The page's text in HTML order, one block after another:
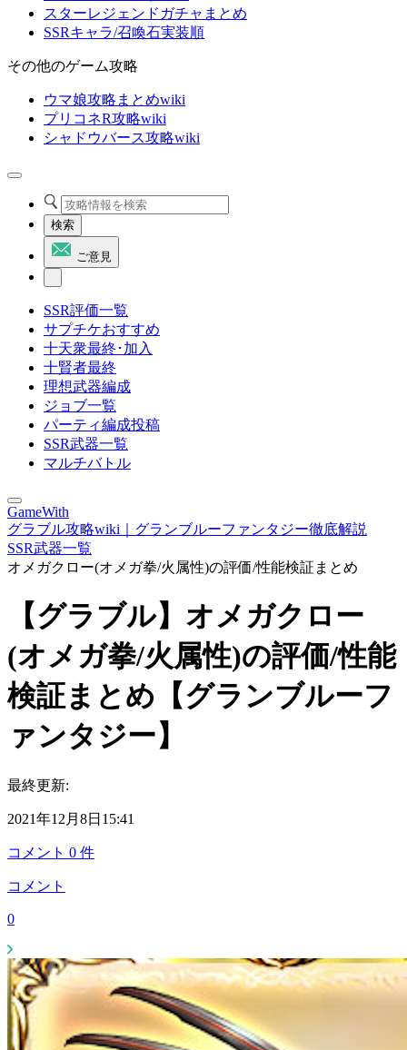
スターレジェンドガチャまとめ
SSRキャラ/召喚石実装順
その他のゲーム攻略
ウマ娘攻略まとめwiki
プリコネR攻略wiki
シャドウバース攻略wiki
検索
ご意見
SSR評価一覧
サプチケおすすめ
十天衆最終･加入
十賢者最終
理想武器編成
ジョブ一覧
パーティ編成投稿
SSR武器一覧
マルチバトル
GameWith
グラブル攻略wiki｜グランブルーファンタジー徹底解説
SSR武器一覧
オメガクロー(オメガ拳/火属性)の評価/性能検証まとめ
【グラブル】オメガクロー
(オメガ拳/火属性)の評価/性能
検証まとめ【グランブルーフ
ァンタジー】
最終更新:
2021年12月8日15:41
コメント 0 件
コメント
0